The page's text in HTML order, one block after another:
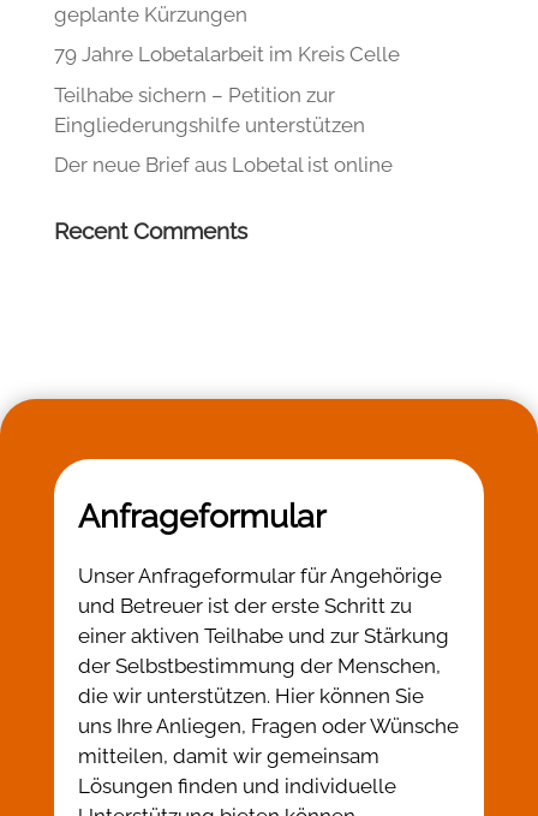
geplante Kürzungen
79 Jahre Lobetalarbeit im Kreis Celle
Teilhabe sichern – Petition zur
Eingliederungshilfe unterstützen
Der neue Brief aus Lobetal ist online
Recent Comments
Anfrageformular
Unser Anfrageformular für Angehörige
und Betreuer ist der erste Schritt zu
einer aktiven Teilhabe und zur Stärkung
der Selbstbestimmung der Menschen,
die wir unterstützen. Hier können Sie
uns Ihre Anliegen, Fragen oder Wünsche
mitteilen, damit wir gemeinsam
Lösungen finden und individuelle